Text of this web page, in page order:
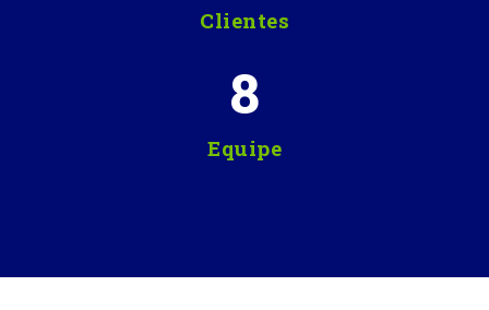
Clientes
Equipe
8